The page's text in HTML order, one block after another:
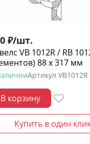
₽/шт.
VB 1012R / RB
88 х 317 мм
Артикул VB1012R
В корзину
Купить в один